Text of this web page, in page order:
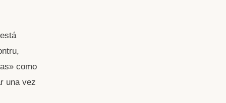
como
una vez